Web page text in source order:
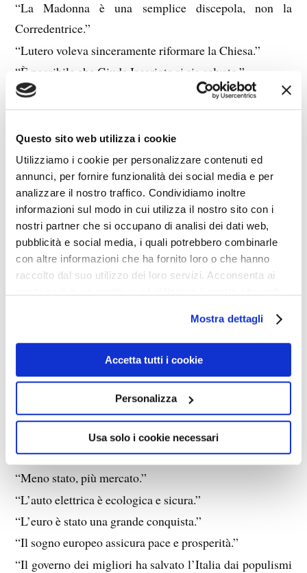
Questo sito web utilizza i cookie
Utilizziamo i cookie per personalizzare contenuti ed
annunci, per fornire funzionalità dei social media e per
analizzare il nostro traffico. Condividiamo inoltre
informazioni sul modo in cui utilizza il nostro sito con i
nostri partner che si occupano di analisi dei dati web,
pubblicità e social media, i quali potrebbero combinarle
con altre informazioni che ha fornito loro o che hanno
raccolto dal suo utilizzo dei loro servizi. Acconsenta ai
Mostra dettagli
Accetta tutti i cookie
Personalizza
Usa solo i cookie necessari
“La Madonna è una semplice discepola, non la
Corredentrice.”
“Lutero voleva sinceramente riformare la Chiesa.”
“È possibile che Giuda Iscariota si sia salvato.”
“L’inferno non c’è, oppure è vuoto.”
“Il diavolo non esiste.”
“Lo spirito del Concilio ha rinnovato e fortificato la
Chiesa.”
“Vaccinarsi è un atto d’amore.”
“I vaccini sono la salvezza.”
“Non c’è correlazione.”
“Visita il Centro informazioni sui vaccini.”
“I vaccini sono soggetti a molteplici prove e sono
“Chi non si vaccina dev’essere scovato e vaccinato a
forza.”
“Tachipirina e vigile attesa.”
“La mascherina non fa danni e salva dal contagio.”
“Non c’è alternativa.”
“Non avrai nulla e sarai felice.”
“Meno stato, più mercato.”
“L’auto elettrica è ecologica e sicura.”
“L’euro è stato una grande conquista.”
“Il sogno europeo assicura pace e prosperità.”
“Il governo dei migliori ha salvato l’Italia dai populismi